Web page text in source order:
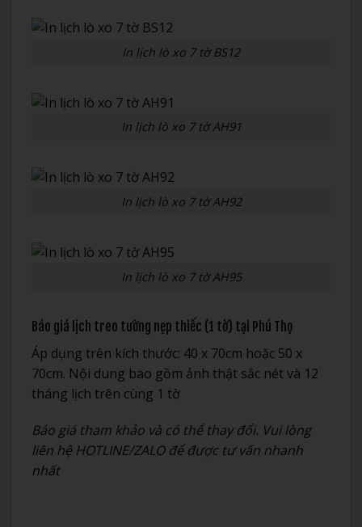
In lịch lò xo 7 tờ BS12
In lịch lò xo 7 tờ AH91
In lịch lò xo 7 tờ AH92
In lịch lò xo 7 tờ AH95
Báo giá lịch treo tường nẹp thiếc (1 tờ) tại Phú Thọ
Áp dụng trên kích thước: 40 x 70cm hoặc 50 x
70cm. Nội dung bao gồm ảnh thật sắc nét và 12
tháng lịch trên cùng 1 tờ
Báo giá tham khảo và có thể thay đổi. Vui lòng
liên hệ HOTLINE/ZALO để được tư vấn nhanh
nhất